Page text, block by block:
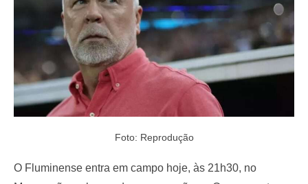
Foto: Reprodução
O Fluminense entra em campo hoje, às 21h30, no